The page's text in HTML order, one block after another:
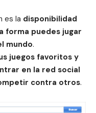
es la disponibilidad
forma puedes jugar
mundo.
juegos favoritos y
en la red social
contra otros.